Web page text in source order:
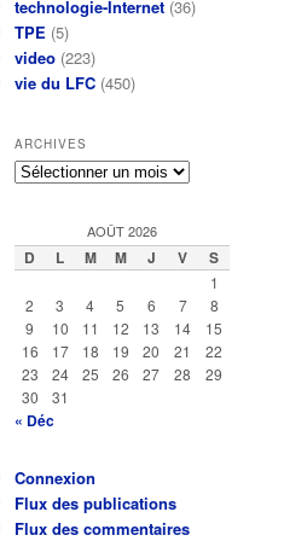
technologie-Internet (36)
TPE (5)
video (223)
vie du LFC (450)
ARCHIVES
Archives
AOÛT 2026
D L M M J V S
1
2
3 4 5 6 7
8
9
10 11 12 13 14
15
16
17 18 19 20 21
22
23
24 25 26 27 28
29
30
31
« Déc
Connexion
Flux des publications
Flux des commentaires